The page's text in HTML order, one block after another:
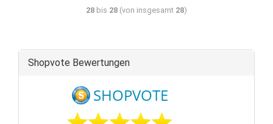
28 bis 28 (von insgesamt 28)
Shopvote Bewertungen